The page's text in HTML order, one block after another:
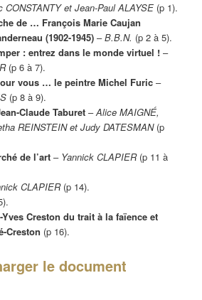
CONSTANTY et Jean-Paul ALAYSE (p 1).
de … François Marie Caujan
(1902-1945)–B.B.N. (p 2 à 5).
: entrez dans le monde virtuel !–
(p 6 à 7).
vous … le peintre Michel Furic–
(p 8 à 9).
Claude Taburet–Alice MAIGNÉ,
REINSTEIN et Judy DATESMAN(p
de l’art– Yannick CLAPIER(p 11 à
CLAPIER(p 14).
Yves Creston du trait à la faïence et
Creston (p 16).
le document